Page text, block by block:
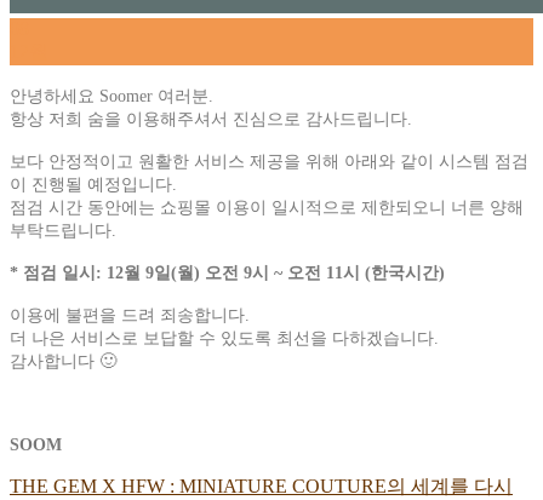
안녕하세요 Soomer 여러분.
항상 저희 숨을 이용해주셔서 진심으로 감사드립니다.
보다 안정적이고 원활한 서비스 제공을 위해 아래와 같이 시스템 점검
이 진행될 예정입니다.
점검 시간 동안에는 쇼핑몰 이용이 일시적으로 제한되오니 너른 양해
부탁드립니다.
* 점검 일시: 12월 9일(월) 오전 9시 ~ 오전 11시 (한국시간)
이용에 불편을 드려 죄송합니다.
더 나은 서비스로 보답할 수 있도록 최선을 다하겠습니다.
감사합니다 🙂
SOOM
THE GEM X HFW : MINIATURE COUTURE의 세계를 다시